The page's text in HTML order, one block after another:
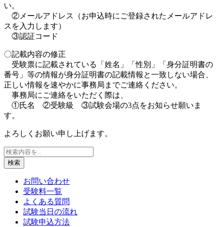
い。
②メールアドレス（お申込時にご登録されたメールアドレ
スを入力します）
③認証コード
〇記載内容の修正
受験票に記載されている「姓名」「性別」「身分証明書の
番号」等の情報が身分証明書の記載情報と一致しない場合、
正しい情報を速やかに事務局までご連絡ください。
事務局にご連絡をいただく際は、
①氏名 ②受験級 ③試験会場の3点をお知らせ願いま
す。
よろしくお願い申し上げます。
検索
お問い合わせ
受験料一覧
よくある質問
試験当日の流れ
試験申込方法